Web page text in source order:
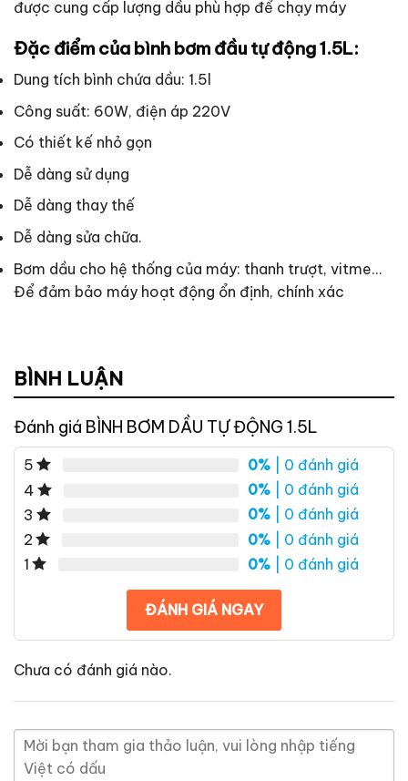
được cung cấp lượng dầu phù hợp để chạy máy
Đặc điểm của bình bơm đầu tự động 1.5L:
Dung tích bình chứa dầu: 1.5l
Công suất: 60W, điện áp 220V
Có thiết kế nhỏ gọn
Dễ dàng sử dụng
Dễ dàng thay thế
Dễ dàng sửa chữa.
Bơm dầu cho hệ thống của máy: thanh trượt, vitme…
Để đảm bảo máy hoạt động ổn định, chính xác
BÌNH LUẬN
Đánh giá BÌNH BƠM DẦU TỰ ĐỘNG 1.5L
5 0% | 0 đánh giá
4
0% | 0 đánh giá
3
0% | 0 đánh giá
2
0% | 0 đánh giá
1
0% | 0 đánh giá
ĐÁNH GIÁ NGAY
Chưa có đánh giá nào.